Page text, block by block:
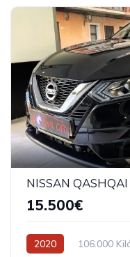
NISSAN
15.500€
2020 106.000